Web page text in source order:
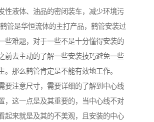
性液体、油品的密闭装车，减少环境污
管是华恒流体的主打产品，鹤管安装过
些难题，对于一些不是十分懂得安装的
前去主动的了解一些安装技巧避免一些
。那么鹤管肯定是不能有效地工作。
要注意尺寸，需要详细的了解到中心线
，这一点是及其重要的，当中心线不对
起来就是及其的不美观，且安装的中心